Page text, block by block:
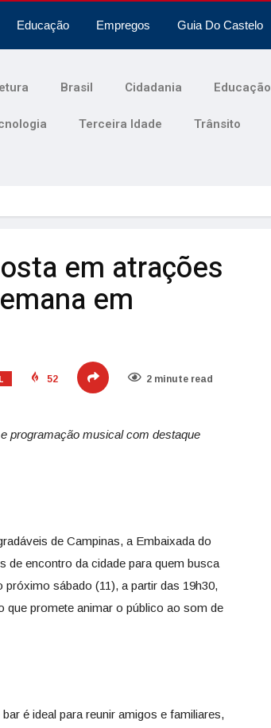
Educação Empregos Guia Do Castelo
Brasil Cidadania Educação
Terceira Idade Trânsito
em atrações
em
52 2 minute read
programação musical com destaque
de Campinas, a Embaixada do
encontro da cidade para quem busca
sábado (11), a partir das 19h30,
que promete animar o público ao som de
é ideal para reunir amigos e familiares,